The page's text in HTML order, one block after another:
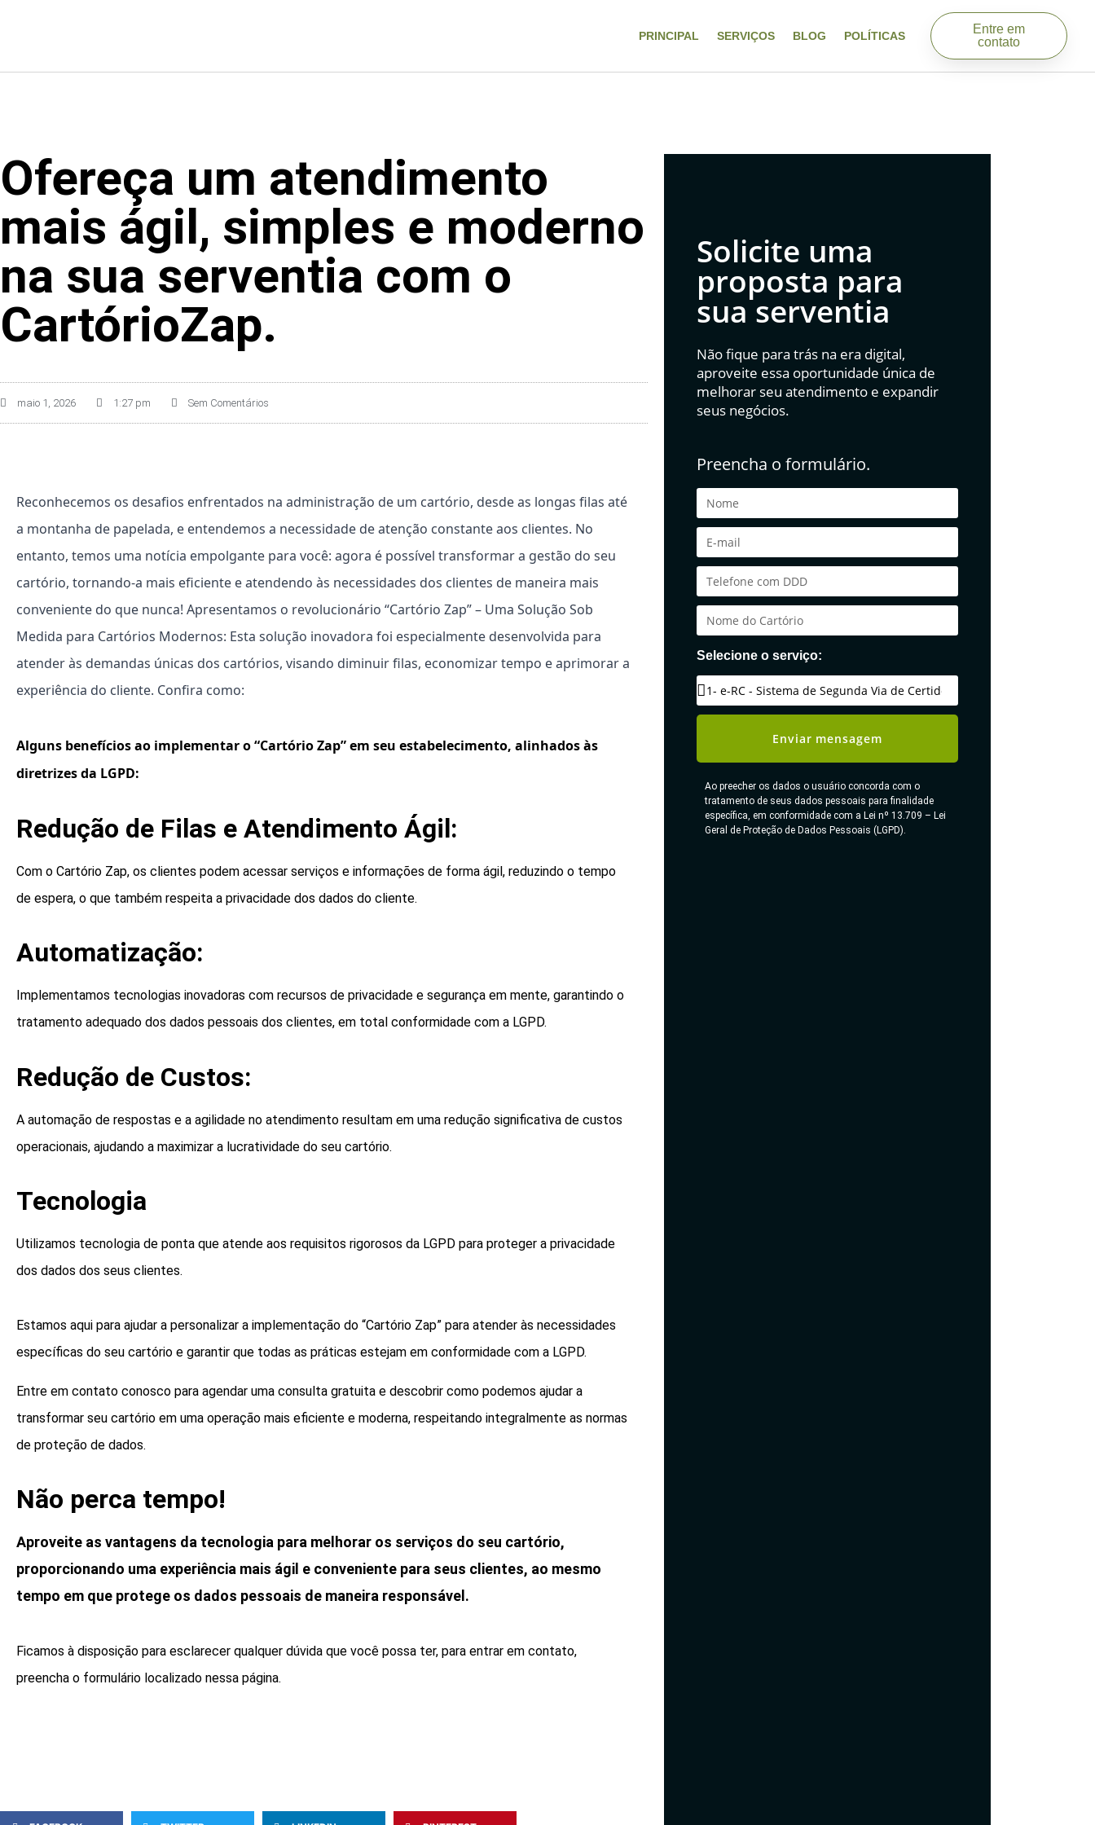
PRINCIPAL SERVIÇOS BLOG POLÍTICAS
Entre em
contato
Ofereça um atendimento
mais ágil, simples e moderno
na sua serventia com o
CartórioZap.
maio 1, 2026 1:27 pm Sem Comentários
Reconhecemos os desafios enfrentados na administração de um cartório, desde as longas filas até
a montanha de papelada, e entendemos a necessidade de atenção constante aos clientes. No
entanto, temos uma notícia empolgante para você: agora é possível transformar a gestão do seu
cartório, tornando-a mais eficiente e atendendo às necessidades dos clientes de maneira mais
conveniente do que nunca! Apresentamos o revolucionário “Cartório Zap” – Uma Solução Sob
Medida para Cartórios Modernos: Esta solução inovadora foi especialmente desenvolvida para
atender às demandas únicas dos cartórios, visando diminuir filas, economizar tempo e aprimorar a
experiência do cliente. Confira como:
Alguns benefícios ao implementar o “Cartório Zap” em seu estabelecimento, alinhados às
diretrizes da LGPD:
Redução de Filas e Atendimento Ágil:
Com o Cartório Zap, os clientes podem acessar serviços e informações de forma ágil, reduzindo o tempo
de espera, o que também respeita a privacidade dos dados do cliente.
Automatização:
Implementamos tecnologias inovadoras com recursos de privacidade e segurança em mente, garantindo o
tratamento adequado dos dados pessoais dos clientes, em total conformidade com a LGPD.
Redução de Custos:
A automação de respostas e a agilidade no atendimento resultam em uma redução significativa de custos
operacionais, ajudando a maximizar a lucratividade do seu cartório.
Tecnologia
Utilizamos tecnologia de ponta que atende aos requisitos rigorosos da LGPD para proteger a privacidade
dos dados dos seus clientes.
Estamos aqui para ajudar a personalizar a implementação do “Cartório Zap” para atender às necessidades
específicas do seu cartório e garantir que todas as práticas estejam em conformidade com a LGPD.
Entre em contato conosco para agendar uma consulta gratuita e descobrir como podemos ajudar a
transformar seu cartório em uma operação mais eficiente e moderna, respeitando integralmente as normas
de proteção de dados.
Não perca tempo!
Aproveite as vantagens da tecnologia para melhorar os serviços do seu cartório,
proporcionando uma experiência mais ágil e conveniente para seus clientes, ao mesmo
tempo em que protege os dados pessoais de maneira responsável.
Ficamos à disposição para esclarecer qualquer dúvida que você possa ter, para entrar em contato,
preencha o formulário localizado nessa página.
Solicite uma
proposta para
sua serventia
Não fique para trás na era digital,
aproveite essa oportunidade única de
melhorar seu atendimento e expandir
seus negócios.
Preencha o formulário.
Selecione o serviço:
Enviar mensagem
Ao preecher os dados o usuário concorda com o
tratamento de seus dados pessoais para finalidade
específica, em conformidade com a Lei nº 13.709 – Lei
Geral de Proteção de Dados Pessoais (LGPD).